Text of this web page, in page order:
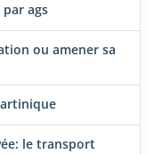
ags
ou amener sa
le transport